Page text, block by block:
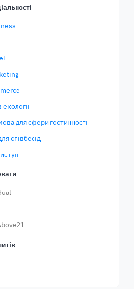
екології
для сфери гостинності
співбесід